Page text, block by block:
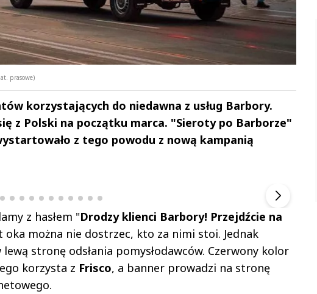
prasowe)
korzystających do niedawna z usług Barbory.
z Polski na początku marca. "Sieroty po Barborze"
z tego powodu z nową kampanią
z hasłem "Drodzy klienci Barbory! Przejdźcie na
oka można nie dostrzec, kto za nimi stoi. Jednak
stronę odsłania pomysłodawców. Czerwony kolor
korzysta z Frisco, a banner prowadzi na stronę